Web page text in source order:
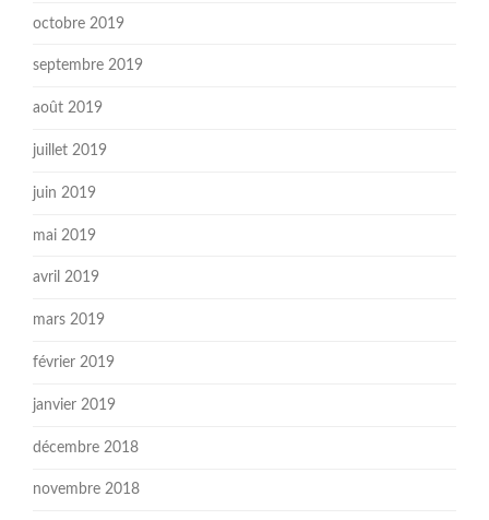
octobre 2019
septembre 2019
août 2019
juillet 2019
juin 2019
mai 2019
avril 2019
mars 2019
février 2019
janvier 2019
décembre 2018
novembre 2018